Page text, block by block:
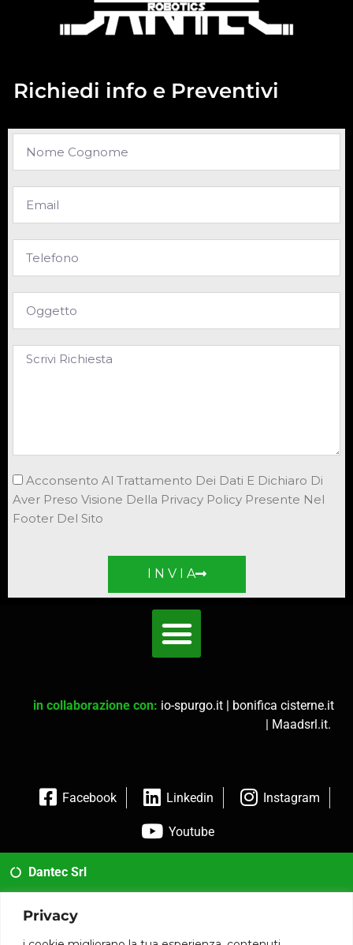
Privacy
Richiedi info e Preventivi
Acconsento Al Trattamento Dei Dati E Dichiaro Di
Aver Preso Visione Della Privacy Policy Presente Nel
Footer Del Sito
I N V I A
in collaborazione con: io-spurgo.it | bonifica cisterne.it
| Maadsrl.it.
Facebook Linkedin Instagram
Youtube
Dantec Srl
02 35954173
info@dantec.it